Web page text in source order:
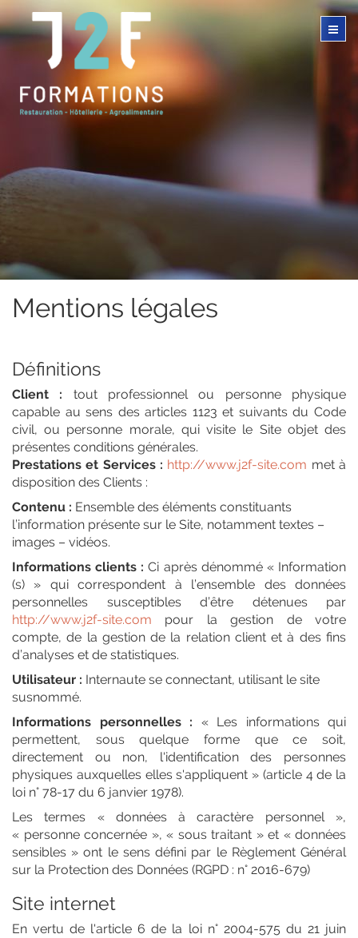
Mentions légales
Définitions
Client : tout professionnel ou personne physique
capable au sens des articles 1123 et suivants du Code
civil, ou personne morale, qui visite le Site objet des
présentes conditions générales.
Prestations et Services : http://www.j2f-site.com met à
disposition des Clients :
Contenu : Ensemble des éléments constituants
l’information présente sur le Site, notamment textes –
images – vidéos.
Informations clients : Ci après dénommé « Information
(s) » qui correspondent à l’ensemble des données
personnelles susceptibles d’être détenues par
http://www.j2f-site.com pour la gestion de votre
compte, de la gestion de la relation client et à des fins
d’analyses et de statistiques.
Utilisateur : Internaute se connectant, utilisant le site
susnommé.
Informations personnelles : « Les informations qui
permettent, sous quelque forme que ce soit,
directement ou non, l'identification des personnes
physiques auxquelles elles s'appliquent » (article 4 de la
loi n° 78-17 du 6 janvier 1978).
Les termes « données à caractère personnel »,
« personne concernée », « sous traitant » et « données
sensibles » ont le sens défini par le Règlement Général
sur la Protection des Données (RGPD : n° 2016-679)
Site internet
En vertu de l'article 6 de la loi n° 2004-575 du 21 juin